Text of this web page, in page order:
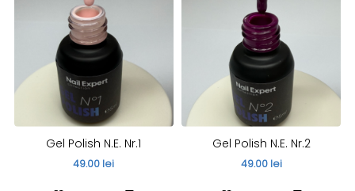
Gel Polish N.E. Nr.1
49.00 lei
Gel Polish N.E. Nr.2
49.00 lei